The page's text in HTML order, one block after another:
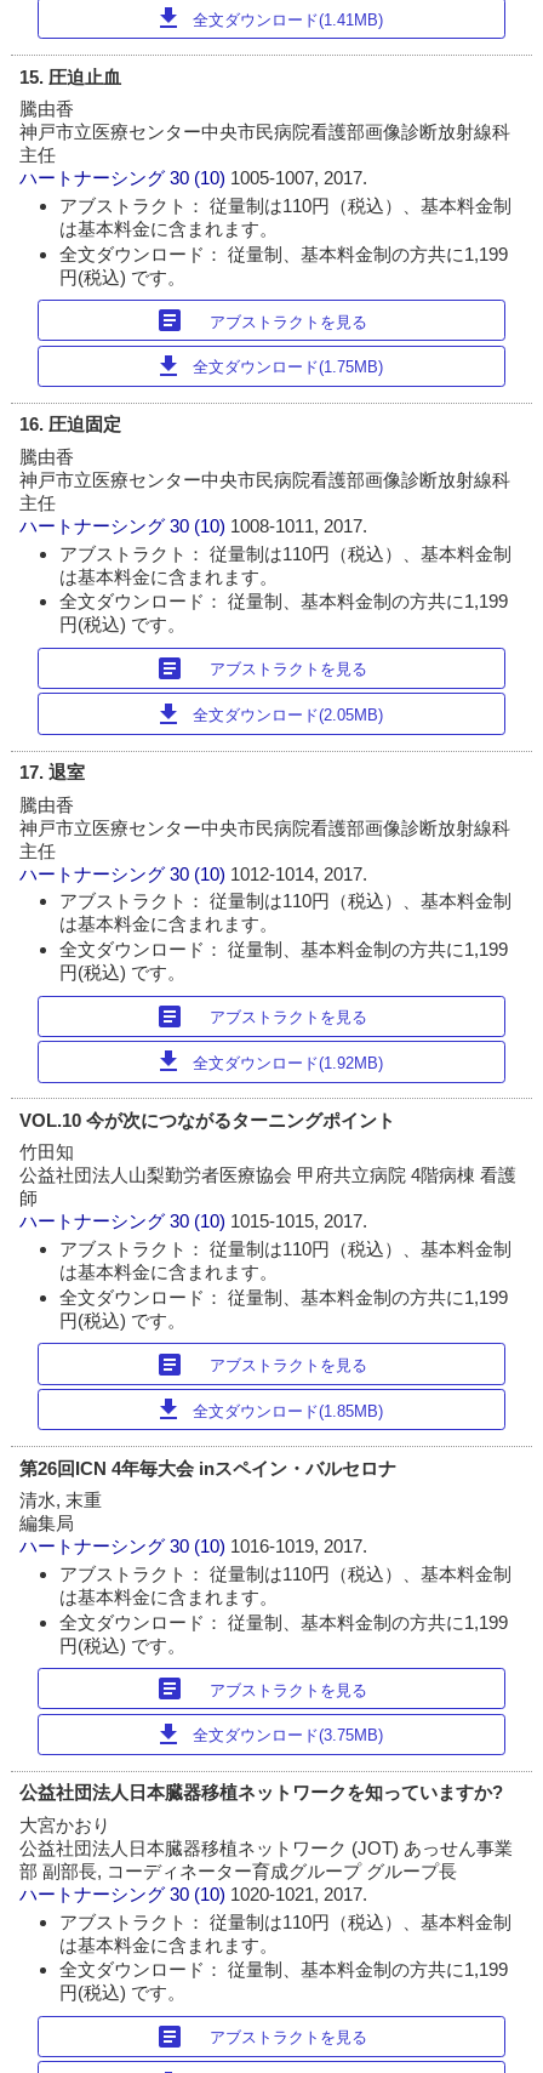
download 全文ダウンロード(1.41MB)
15. 圧迫止血
騰由香
神戸市立医療センター中央市民病院看護部画像診断放射線科
主任
ハートナーシング 30 (10) 1005-1007, 2017.
アブストラクト： 従量制は110円（税込）、基本料金制
は基本料金に含まれます。
全文ダウンロード： 従量制、基本料金制の方共に1,199
円(税込) です。
article アブストラクトを見る
download 全文ダウンロード(1.75MB)
16. 圧迫固定
騰由香
神戸市立医療センター中央市民病院看護部画像診断放射線科
主任
ハートナーシング 30 (10) 1008-1011, 2017.
アブストラクト： 従量制は110円（税込）、基本料金制
は基本料金に含まれます。
全文ダウンロード： 従量制、基本料金制の方共に1,199
円(税込) です。
article アブストラクトを見る
download 全文ダウンロード(2.05MB)
17. 退室
騰由香
神戸市立医療センター中央市民病院看護部画像診断放射線科
主任
ハートナーシング 30 (10) 1012-1014, 2017.
アブストラクト： 従量制は110円（税込）、基本料金制
は基本料金に含まれます。
全文ダウンロード： 従量制、基本料金制の方共に1,199
円(税込) です。
article アブストラクトを見る
download 全文ダウンロード(1.92MB)
VOL.10 今が次につながるターニングポイント
竹田知
公益社団法人山梨勤労者医療協会 甲府共立病院 4階病棟 看護
師
ハートナーシング 30 (10) 1015-1015, 2017.
アブストラクト： 従量制は110円（税込）、基本料金制
は基本料金に含まれます。
全文ダウンロード： 従量制、基本料金制の方共に1,199
円(税込) です。
article アブストラクトを見る
download 全文ダウンロード(1.85MB)
第26回ICN 4年毎大会 inスペイン・バルセロナ
清水, 末重
編集局
ハートナーシング 30 (10) 1016-1019, 2017.
アブストラクト： 従量制は110円（税込）、基本料金制
は基本料金に含まれます。
全文ダウンロード： 従量制、基本料金制の方共に1,199
円(税込) です。
article アブストラクトを見る
download 全文ダウンロード(3.75MB)
公益社団法人日本臓器移植ネットワークを知っていますか?
大宮かおり
公益社団法人日本臓器移植ネットワーク (JOT) あっせん事業
部 副部長, コーディネーター育成グループ グループ長
ハートナーシング 30 (10) 1020-1021, 2017.
アブストラクト： 従量制は110円（税込）、基本料金制
は基本料金に含まれます。
全文ダウンロード： 従量制、基本料金制の方共に1,199
円(税込) です。
article アブストラクトを見る